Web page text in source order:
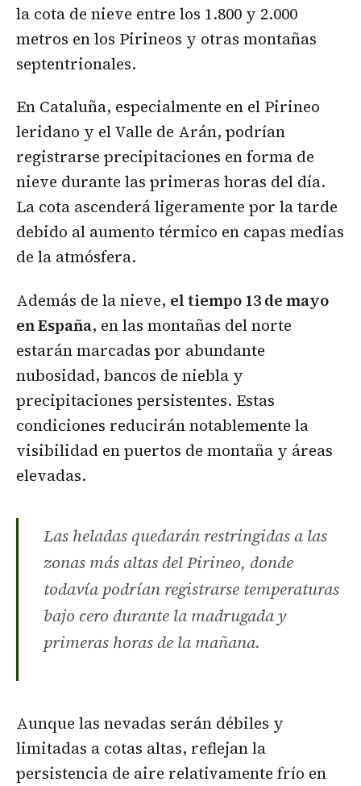
la cota de nieve entre los 1.800 y 2.000
metros en los Pirineos y otras montañas
septentrionales.
En Cataluña, especialmente en el Pirineo
leridano y el Valle de Arán, podrían
registrarse precipitaciones en forma de
nieve durante las primeras horas del día.
La cota ascenderá ligeramente por la tarde
debido al aumento térmico en capas medias
de la atmósfera.
Además de la nieve, el tiempo 13 de mayo
en España, en las montañas del norte
estarán marcadas por abundante
nubosidad, bancos de niebla y
precipitaciones persistentes. Estas
condiciones reducirán notablemente la
visibilidad en puertos de montaña y áreas
elevadas.
Las heladas quedarán restringidas a las
zonas más altas del Pirineo, donde
todavía podrían registrarse temperaturas
bajo cero durante la madrugada y
primeras horas de la mañana.
Aunque las nevadas serán débiles y
limitadas a cotas altas, reflejan la
persistencia de aire relativamente frío en